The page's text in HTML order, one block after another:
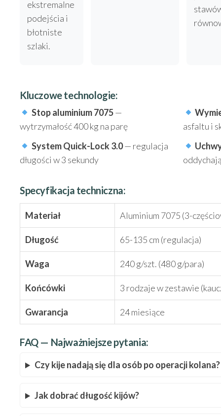
ekstremalne
podejścia i
błotniste
szlaki.
Kluczowe technologie:
Stop aluminium 7075—
wytrzymałość 400 kg na parę
System Quick-Lock 3.0— regulacja
długości w 3 sekundy
asfaltu i
Specyfikacja techniczna:
Materiał Aluminium 7075 (3-
Długość 65-135 cm (regulacja)
Waga 240 g/szt. (480 g/para)
Końcówki 3 rodzaje w zestawie
Gwarancja 24 miesiące
FAQ — Najważniejsze pytania:
Czy kije nadają się dla osób po operacji kolana?
Jak dobrać długość kijów?